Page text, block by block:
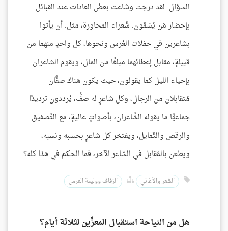
السؤال: لقد درجت وشاعت بعضُ العادات عند القبائل
بإحضار مَن يُسَمَّون: شُعراء المحاورة، مثل: أن يأتوا
بشاعرين في حفلات العُرس ونحوها، كل واحدٍ منهما من
قبيلةٍ، مقابل إعطائهما مبلغًا من المال، ويقوم الشاعران
بإحياء الليل كما يقولون، حيث يكون هناك صفَّان
مُتقابلان من الرجال، وكل شاعرٍ له صفٌّ، يُرددون ترديدًا
جماعيًّا ما يقوله الشَّاعران، بأصواتٍ عاليةٍ، مع التَّصفيق
والرقص والتَّمايل، ويفتخر كل شاعرٍ بحسبه ونسبه،
ويطعن بالمُقابل في الشاعر الآخر، فما الحكم في هذا كله؟
الشعر والأغاني الزفاف ووليمة العرس
هل من النياحة استقبال المعزِّين لثلاثة أيام؟